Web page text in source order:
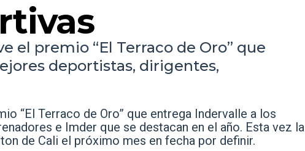
el premio “El Terraco de Oro” que
deportistas, dirigentes,
“El Terraco de Oro” que entrega Indervalle a los
e Imder que se destacan en el año. Esta vez la
de Cali el próximo mes en fecha por definir.